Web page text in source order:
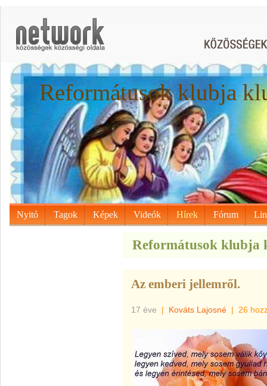
Reformátusok klubja
Nyitó Tagok Képek Videók Hírek Fórum
Reformátusok klubja
Az emberi jellemről.
17 éve | Kováts Lajosné | 26